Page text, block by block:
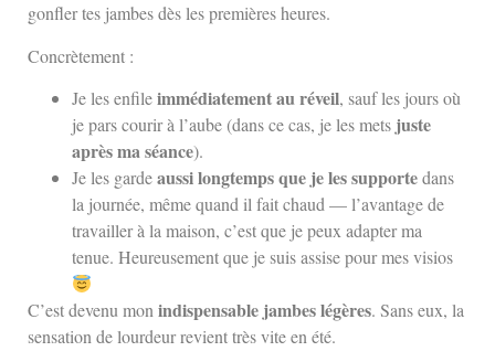
gonfler tes jambes dès les premières heures.
Concrètement :
Je les enfileimmédiatement au réveil, sauf les jours où
je pars courir à l’aube (dans ce cas, je les mets juste
après ma séance).
Je les gardeaussi longtemps que je les supportedans
la journée, même quand il fait chaud — l’avantage de
travailler à la maison, c’est que je peux adapter ma
tenue. Heureusement que je suis assise pour mes visios
C’est devenu mon indispensable jambes légères. Sans eux, la
sensation de lourdeur revient très vite en été.